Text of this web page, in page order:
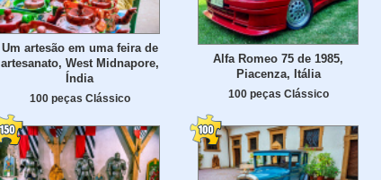
Um artesão em uma feira de
artesanato, West Midnapore,
Índia
100 peças Clássico
Alfa Romeo 75 de 1985,
Piacenza, Itália
100 peças Clássico